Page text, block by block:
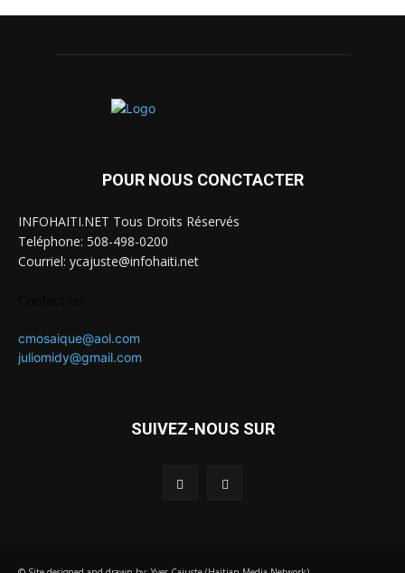
POUR NOUS CONCTACTER
INFOHAITI.NET Tous Droits Réservés
Teléphone: 508-498-0200
Courriel: ycajuste@infohaiti.net
cmosaique@aol.com
juliomidy@gmail.com
SUIVEZ-NOUS SUR